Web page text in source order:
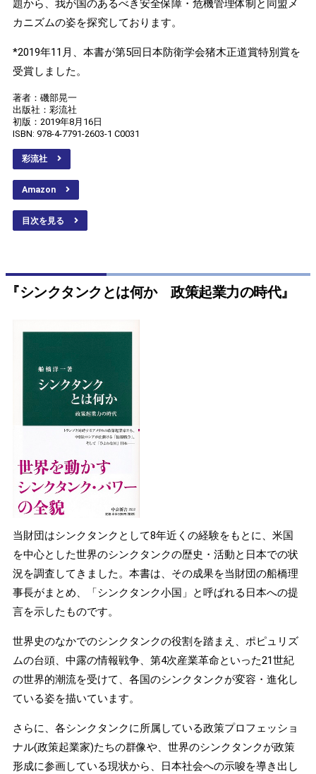
題から、我が国のあるべき安全保障・危機管理体制と同盟メ
カニズムの姿を探究しております。
*2019年11月、本書が第5回日本防衛学会猪木正道賞特別賞を
受賞しました。
著者：磯部晃一
出版社：彩流社
初版：2019年8月16日
ISBN: 978-4-7791-2603-1 C0031
彩流社
Amazon
目次を見る
『シンクタンクとは何か 政策起業力の時代』
当財団はシンクタンクとして8年近くの経験をもとに、米国
を中心とした世界のシンクタンクの歴史・活動と日本での状
況を調査してきました。本書は、その成果を当財団の船橋理
事長がまとめ、「シンクタンク小国」と呼ばれる日本への提
言を示したものです。
世界史のなかでのシンクタンクの役割を踏まえ、ポピュリズ
ムの台頭、中露の情報戦争、第4次産業革命といった21世紀
の世界的潮流を受けて、各国のシンクタンクが変容・進化し
ている姿を描いています。
さらに、各シンクタンクに所属している政策プロフェッショ
ナル(政策起業家)たちの群像や、世界のシンクタンクが政策
形成に参画している現状から、日本社会への示唆を導き出し